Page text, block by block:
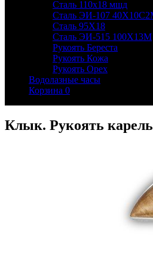
Сталь 110х18 мшд
Сталь ЭИ-107
Сталь 95Х18
Сталь ЭИ-515 100Х13М
Рукоять Береста
Рукоять Кожа
Рукоять Орех
Водолазные часы
Корзина 0
Клык. Рукоять